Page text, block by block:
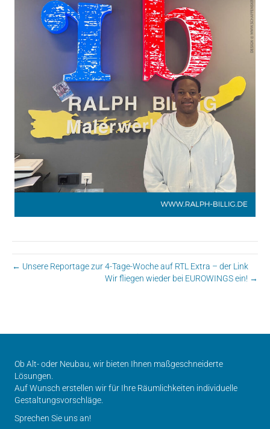
← Unsere Reportage zur 4-Tage-Woche auf RTL Extra – der Link
Wir fliegen wieder bei EUROWINGS ein! →
Ob Alt- oder Neubau, wir bieten Ihnen maßgeschneiderte
Lösungen.
Auf Wunsch erstellen wir für Ihre Räumlichkeiten individuelle
Gestaltungsvorschläge.
Sprechen Sie uns an!